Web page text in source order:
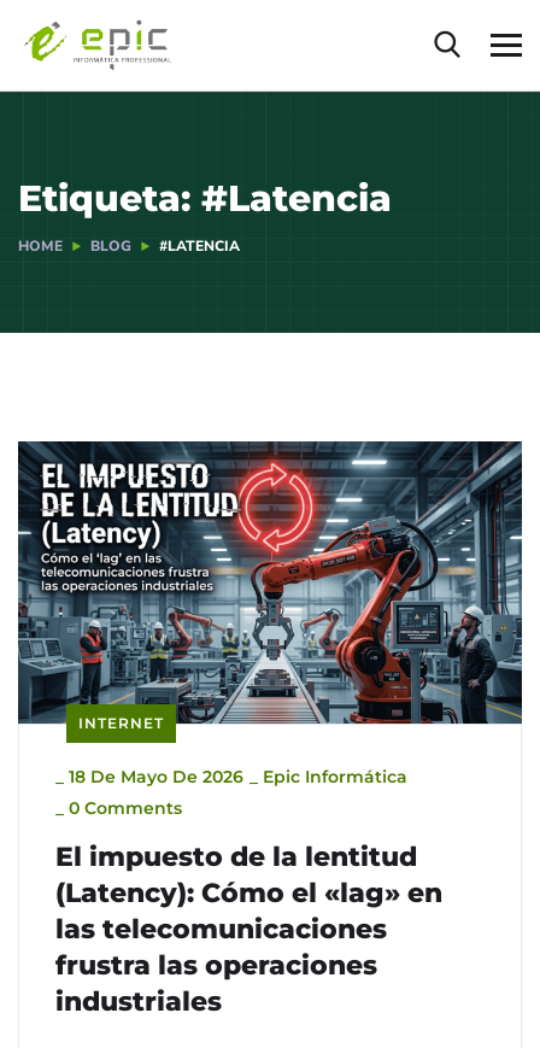
Etiqueta: #Latencia
HOME BLOG #LATENCIA
INTERNET
18 De Mayo De 2026
Epic Informática
0 Comments
El impuesto de la lentitud
(Latency): Cómo el «lag» en
las telecomunicaciones
frustra las operaciones
industriales